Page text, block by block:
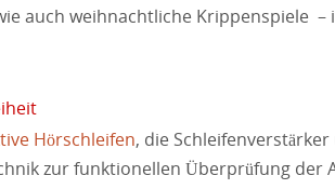
auch weihnachtliche Krippenspiele –
Hörschleifen, die
zur funktionellen Überprüfung der